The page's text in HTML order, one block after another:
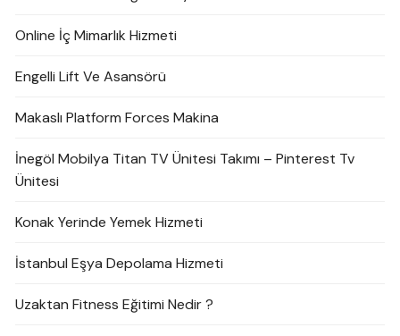
Online İç Mimarlık Hizmeti
Engelli Lift Ve Asansörü
Makaslı Platform Forces Makina
İnegöl Mobilya Titan TV Ünitesi Takımı – Pinterest Tv
Ünitesi
Konak Yerinde Yemek Hizmeti
İstanbul Eşya Depolama Hizmeti
Uzaktan Fitness Eğitimi Nedir ?